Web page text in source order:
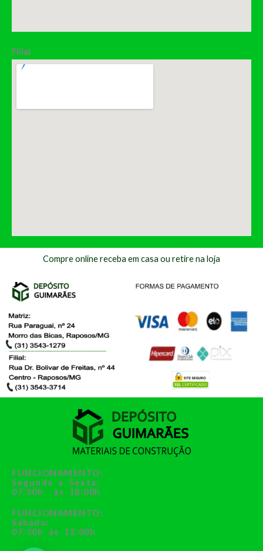
Filial
Compre online receba em casa ou retire na loja
FUNCIONAMENTO:
Segunda a Sexta:
07:30h às 18:00h
FUNCIONAMENTO:
Sábado:
07:30h às 12:00h